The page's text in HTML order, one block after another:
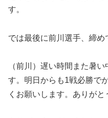
す。
では最後に前川選手、締め
（前川）遅い時間また暑
す。明日からも1戦必勝で
くお願いします。ありがと